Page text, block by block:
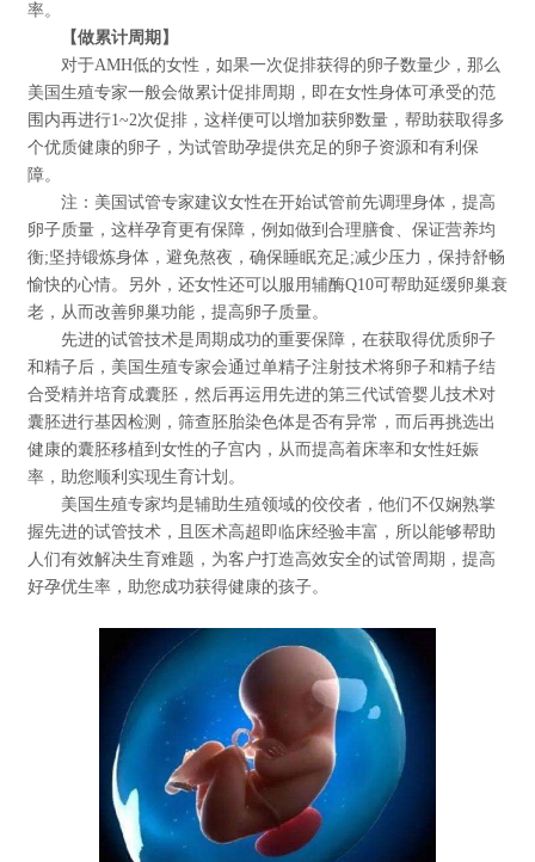
率。
【做累计周期】
对于AMH低的女性，如果一次促排获得的卵子数量少，那么
美国生殖专家一般会做累计促排周期，即在女性身体可承受的范
围内再进行1~2次促排，这样便可以增加获卵数量，帮助获取得多
个优质健康的卵子，为试管助孕提供充足的卵子资源和有利保
障。
注：美国试管专家建议女性在开始试管前先调理身体，提高
卵子质量，这样孕育更有保障，例如做到合理膳食、保证营养均
衡;坚持锻炼身体，避免熬夜，确保睡眠充足;减少压力，保持舒畅
愉快的心情。另外，还女性还可以服用辅酶Q10可帮助延缓卵巢衰
老，从而改善卵巢功能，提高卵子质量。
先进的试管技术是周期成功的重要保障，在获取得优质卵子
和精子后，美国生殖专家会通过单精子注射技术将卵子和精子结
合受精并培育成囊胚，然后再运用先进的第三代试管婴儿技术对
囊胚进行基因检测，筛查胚胎染色体是否有异常，而后再挑选出
健康的囊胚移植到女性的子宫内，从而提高着床率和女性妊娠
率，助您顺利实现生育计划。
美国生殖专家均是辅助生殖领域的佼佼者，他们不仅娴熟掌
握先进的试管技术，且医术高超即临床经验丰富，所以能够帮助
人们有效解决生育难题，为客户打造高效安全的试管周期，提高
好孕优生率，助您成功获得健康的孩子。